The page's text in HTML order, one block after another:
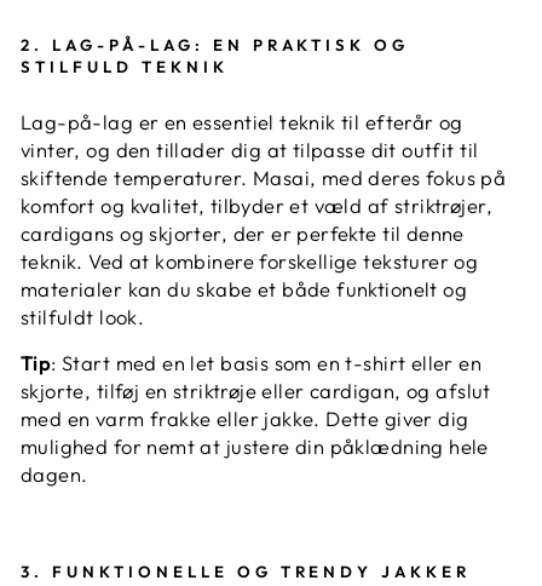
2. LAG-PÅ-LAG: EN PRAKTISK OG
STILFULD TEKNIK
Lag-på-lag er en essentiel teknik til efterår og
vinter, og den tillader dig at tilpasse dit outfit til
skiftende temperaturer. Masai, med deres fokus på
komfort og kvalitet, tilbyder et væld af striktrøjer,
cardigans og skjorter, der er perfekte til denne
teknik. Ved at kombinere forskellige teksturer og
materialer kan du skabe et både funktionelt og
stilfuldt look.
Tip: Start med en let basis som en t-shirt eller en
skjorte, tilføj en striktrøje eller cardigan, og afslut
med en varm frakke eller jakke. Dette giver dig
mulighed for nemt at justere din påklædning hele
dagen.
3. FUNKTIONELLE OG TRENDY JAKKER